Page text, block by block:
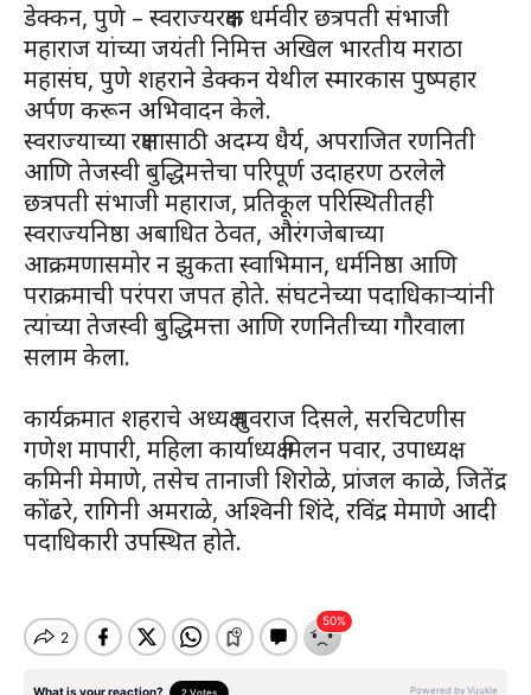
डेक्कन, पुणे – स्वराज्यरक्षक धर्मवीर छत्रपती संभाजी
महाराज यांच्या जयंती निमित्त अखिल भारतीय मराठा
महासंघ, पुणे शहराने डेक्कन येथील स्मारकास पुष्पहार
अर्पण करून अभिवादन केले.
स्वराज्याच्या रक्षणासाठी अदम्य धैर्य, अपराजित रणनिती
आणि तेजस्वी बुद्धिमत्तेचा परिपूर्ण उदाहरण ठरलेले
छत्रपती संभाजी महाराज, प्रतिकूल परिस्थितीतही
स्वराज्यनिष्ठा अबाधित ठेवत, औरंगजेबाच्या
आक्रमणासमोर न झुकता स्वाभिमान, धर्मनिष्ठा आणि
पराक्रमाची परंपरा जपत होते. संघटनेच्या पदाधिकाऱ्यांनी
त्यांच्या तेजस्वी बुद्धिमत्ता आणि रणनितीच्या गौरवाला
सलाम केला.
कार्यक्रमात शहराचे अध्यक्ष युवराज दिसले, सरचिटणीस
गणेश मापारी, महिला कार्याध्यक्ष मिलन पवार, उपाध्यक्ष
कमिनी मेमाणे, तसेच तानाजी शिरोळे, प्रांजल काळे, जितेंद्र
कोंढरे, रागिनी अमराळे, अश्विनी शिंदे, रविंद्र मेमाणे आदी
पदाधिकारी उपस्थित होते.